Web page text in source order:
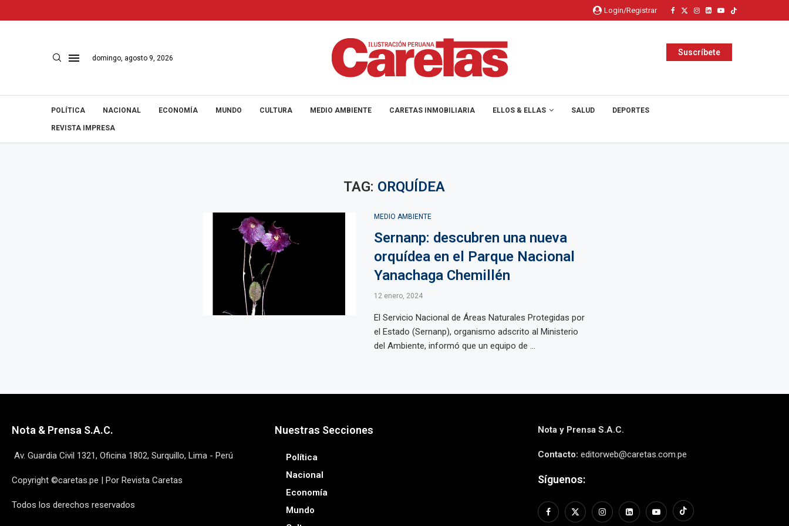
Login/Registrar
domingo, agosto 9, 2026
Suscríbete
POLÍTICA NACIONAL ECONOMÍA MUNDO CULTURA MEDIO AMBIENTE CARETAS INMOBILIARIA ELLOS & ELLAS SALUD DEPORTES
REVISTA IMPRESA
TAG: ORQUÍDEA
MEDIO AMBIENTE
Sernanp: descubren una nueva
orquídea en el Parque Nacional
Yanachaga Chemillén
12 enero, 2024
El Servicio Nacional de Áreas Naturales Protegidas por
el Estado (Sernanp), organismo adscrito al Ministerio
del Ambiente, informó que un equipo de ...
Nota & Prensa S.A.C.
Av. Guardia Civil 1321, Oficina 1802, Surquillo, Lima - Perú
Copyright ©caretas.pe | Por Revista Caretas
Todos los derechos reservados
Nuestras Secciones
Política
Nacional
Economía
Mundo
Nota y Prensa S.A.C.
Contacto: editorweb@caretas.com.pe
Síguenos: